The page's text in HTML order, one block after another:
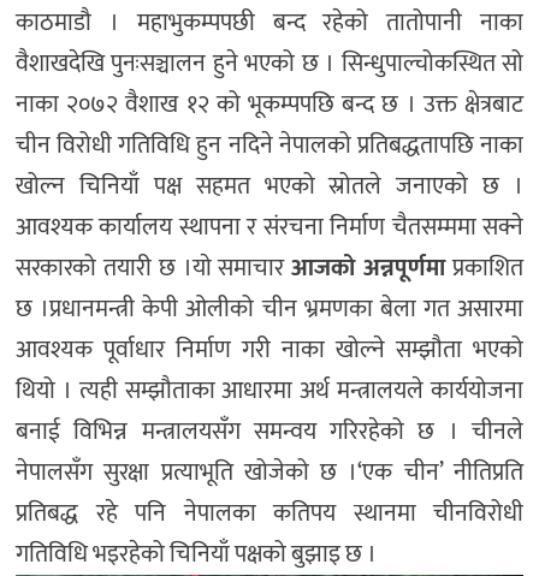
काठमाडौ । महाभुकम्पपछी बन्द रहेको तातोपानी नाका
वैशाखदेखि पुनःसञ्चालन हुने भएको छ । सिन्धुपाल्चोकस्थित सो
नाका २०७२ वैशाख १२ को भूकम्पपछि बन्द छ । उक्त क्षेत्रबाट
चीन विरोधी गतिविधि हुन नदिने नेपालको प्रतिबद्धतापछि नाका
खोल्न चिनियाँ पक्ष सहमत भएको स्रोतले जनाएको छ ।
आवश्यक कार्यालय स्थापना र संरचना निर्माण चैतसम्ममा सक्ने
सरकारको तयारी छ ।याे समाचारआजको अन्नपूर्णमाप्रकाशित
छ ।प्रधानमन्त्री केपी ओलीको चीन भ्रमणका बेला गत असारमा
आवश्यक पूर्वाधार निर्माण गरी नाका खोल्ने सम्झौता भएको
थियो । त्यही सम्झौताका आधारमा अर्थ मन्त्रालयले कार्ययोजना
बनाई विभिन्न मन्त्रालयसँग समन्वय गरिरहेको छ । चीनले
नेपालसँग सुरक्षा प्रत्याभूति खोजेको छ ।‘एक चीन’ नीतिप्रति
प्रतिबद्ध रहे पनि नेपालका कतिपय स्थानमा चीनविरोधी
गतिविधि भइरहेको चिनियाँ पक्षको बुझाइ छ ।